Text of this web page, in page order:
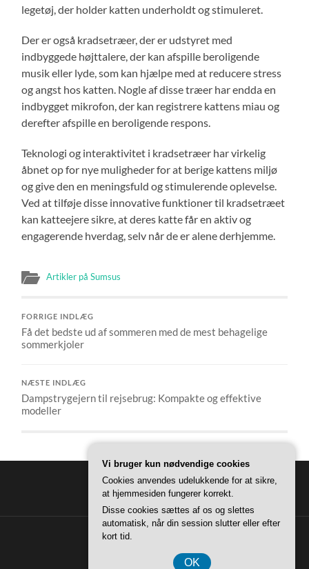
legetøj, der holder katten underholdt og stimuleret.
Der er også kradsetræer, der er udstyret med
indbyggede højttalere, der kan afspille beroligende
musik eller lyde, som kan hjælpe med at reducere stress
og angst hos katten. Nogle af disse træer har endda en
indbygget mikrofon, der kan registrere kattens miau og
derefter afspille en beroligende respons.
Teknologi og interaktivitet i kradsetræer har virkelig
åbnet op for nye muligheder for at berige kattens miljø
og give den en meningsfuld og stimulerende oplevelse.
Ved at tilføje disse innovative funktioner til kradsetræet
kan katteejere sikre, at deres katte får en aktiv og
engagerende hverdag, selv når de er alene derhjemme.
Artikler på Sumsus
FORRIGE INDLÆG
Få det bedste ud af sommeren med de mest behagelige
sommerkjoler
NÆSTE INDLÆG
Dampstrygejern til rejsebrug: Kompakte og effektive
modeller
Vi bruger kun nødvendige cookies
Cookies anvendes udelukkende for at sikre,
at hjemmesiden fungerer korrekt.
Disse cookies sættes af os og slettes
automatisk, når din session slutter eller efter
kort tid.
OK